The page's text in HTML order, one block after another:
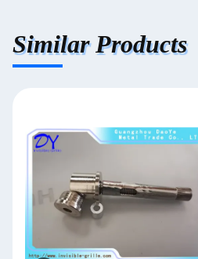
Similar Products